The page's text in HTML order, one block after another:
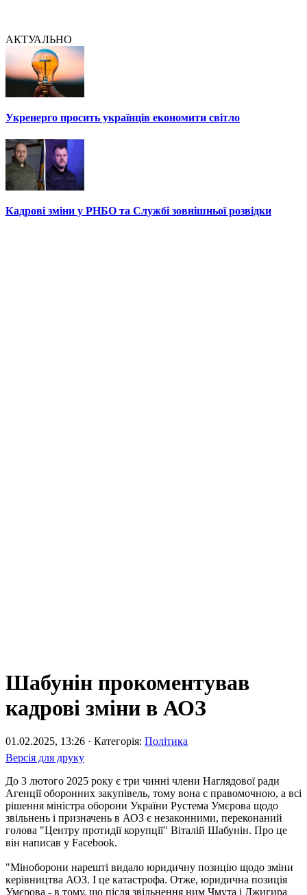
АКТУАЛЬНО
Укренерго просить українців економити світло
Кадрові зміни у РНБО та Службі зовнішньої розвідки
Шабунін прокоментував
кадрові зміни в АОЗ
01.02.2025, 13:26 · Категорія: Політика
Версія для друку
До 3 лютого 2025 року є три чинні члени Наглядової ради
Агенції оборонних закупівель, тому вона є правомочною, а всі
рішення міністра оборони України Рустема Умєрова щодо
звільнень і призначень в АОЗ є незаконними, переконаний
голова "Центру протидії корупції" Віталій Шабунін. Про це
він написав у Facebook.
"Міноборони нарешті видало юридичну позицію щодо зміни
керівництва АОЗ. І це катастрофа. Отже, юридична позиція
Умєрова - в тому, що після звільнення ним Чмута і Джигира